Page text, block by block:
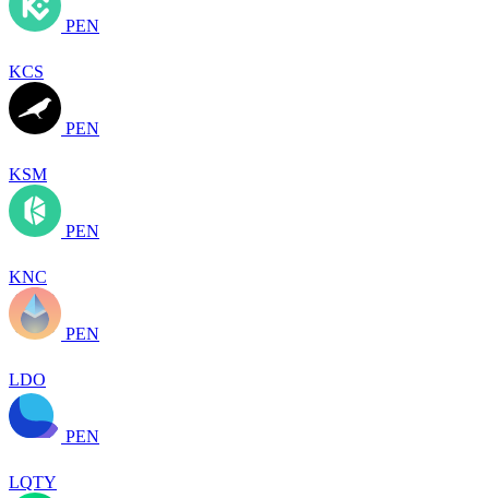
PEN
KCS
PEN
KSM
PEN
KNC
PEN
LDO
PEN
LQTY